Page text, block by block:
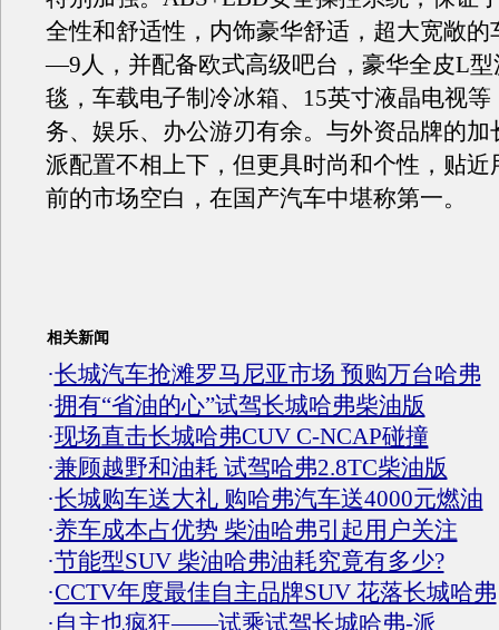
全性和舒适性，内饰豪华舒适，超大宽敞的
—9人，并配备欧式高级吧台，豪华全皮L型
毯，车载电子制冷冰箱、15英寸液晶电视等
务、娱乐、办公游刃有余。与外资品牌的加
派配置不相上下，但更具时尚和个性，贴近
前的市场空白，在国产汽车中堪称第一
相关新闻
·长城汽车抢滩罗马尼亚市场 预购万台哈弗
·拥有“省油的心”试驾长城哈弗柴油版
·现场直击长城哈弗CUV C-NCAP碰撞
·兼顾越野和油耗 试驾哈弗2.8TC柴油版
·长城购车送大礼 购哈弗汽车送4000元燃油
·养车成本占优势 柴油哈弗引起用户关注
·节能型SUV 柴油哈弗油耗究竟有多少?
·CCTV年度最佳自主品牌SUV 花落长城哈弗
· 自主也疯狂——试乘试驾长城哈弗-派